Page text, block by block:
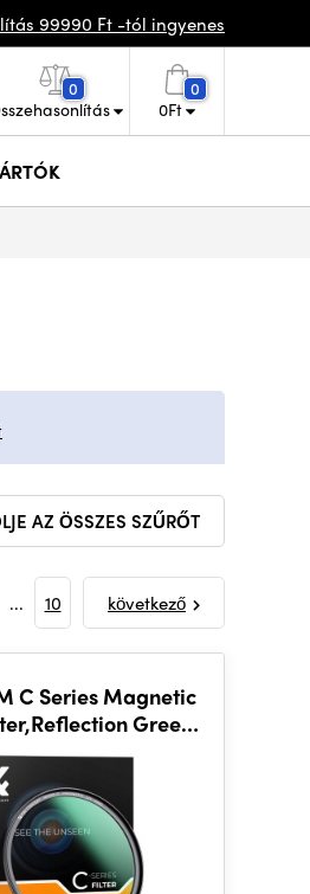
99990 Ft -tól ingyenes
0 0
0Ft
AZ ÖSSZES SZŰRŐT
... 10 következő
C Series Magnetic
Green
Film